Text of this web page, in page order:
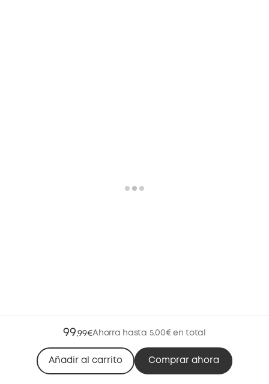
99,99€Ahorra hasta 5,00€ en total
Añadir al carrito Comprar ahora